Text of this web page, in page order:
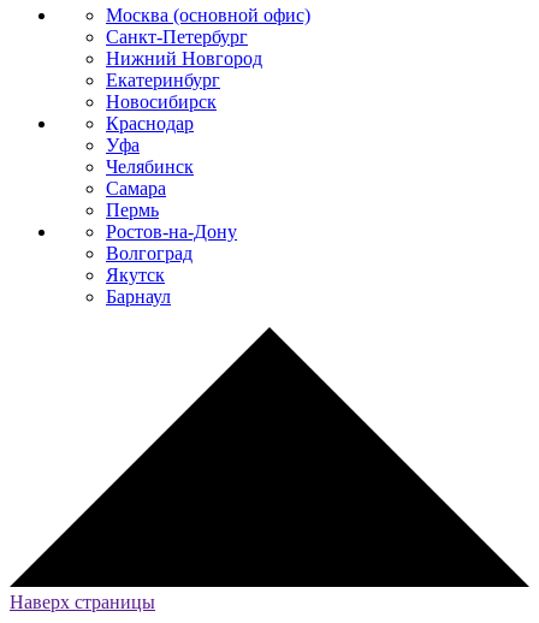
Москва (основной офис)
Санкт-Петербург
Нижний Новгород
Екатеринбург
Новосибирск
Краснодар
Уфа
Челябинск
Самара
Пермь
Ростов-на-Дону
Волгоград
Якутск
Барнаул
Наверх страницы